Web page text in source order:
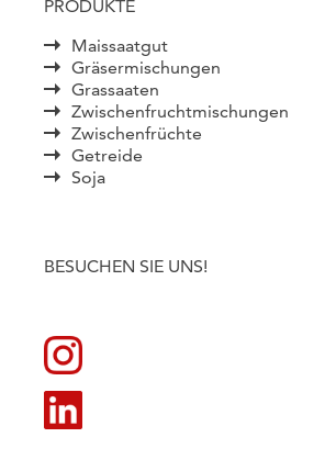
PRODUKTE
Maissaatgut
Gräsermischungen
Grassaaten
Zwischenfruchtmischungen
Zwischenfrüchte
Getreide
Soja
BESUCHEN SIE UNS!